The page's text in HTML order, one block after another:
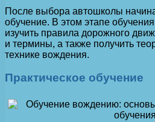
После выбора автошколы
обучение. В этом этапе
изучить правила дорожного
и термины, а также получить
технике вождения.
Практическое обучение